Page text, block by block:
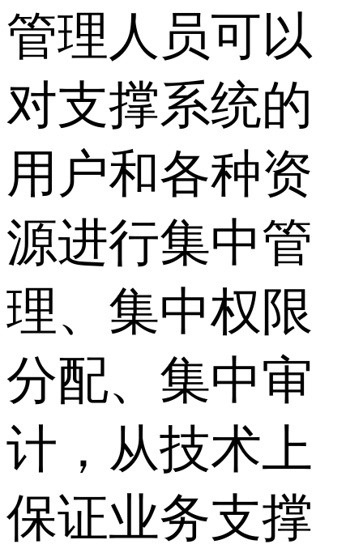
管理人员可以
对支撑系统的
用户和各种资
源进行集中管
理、集中权限
分配、集中审
计，从技术上
保证业务支撑